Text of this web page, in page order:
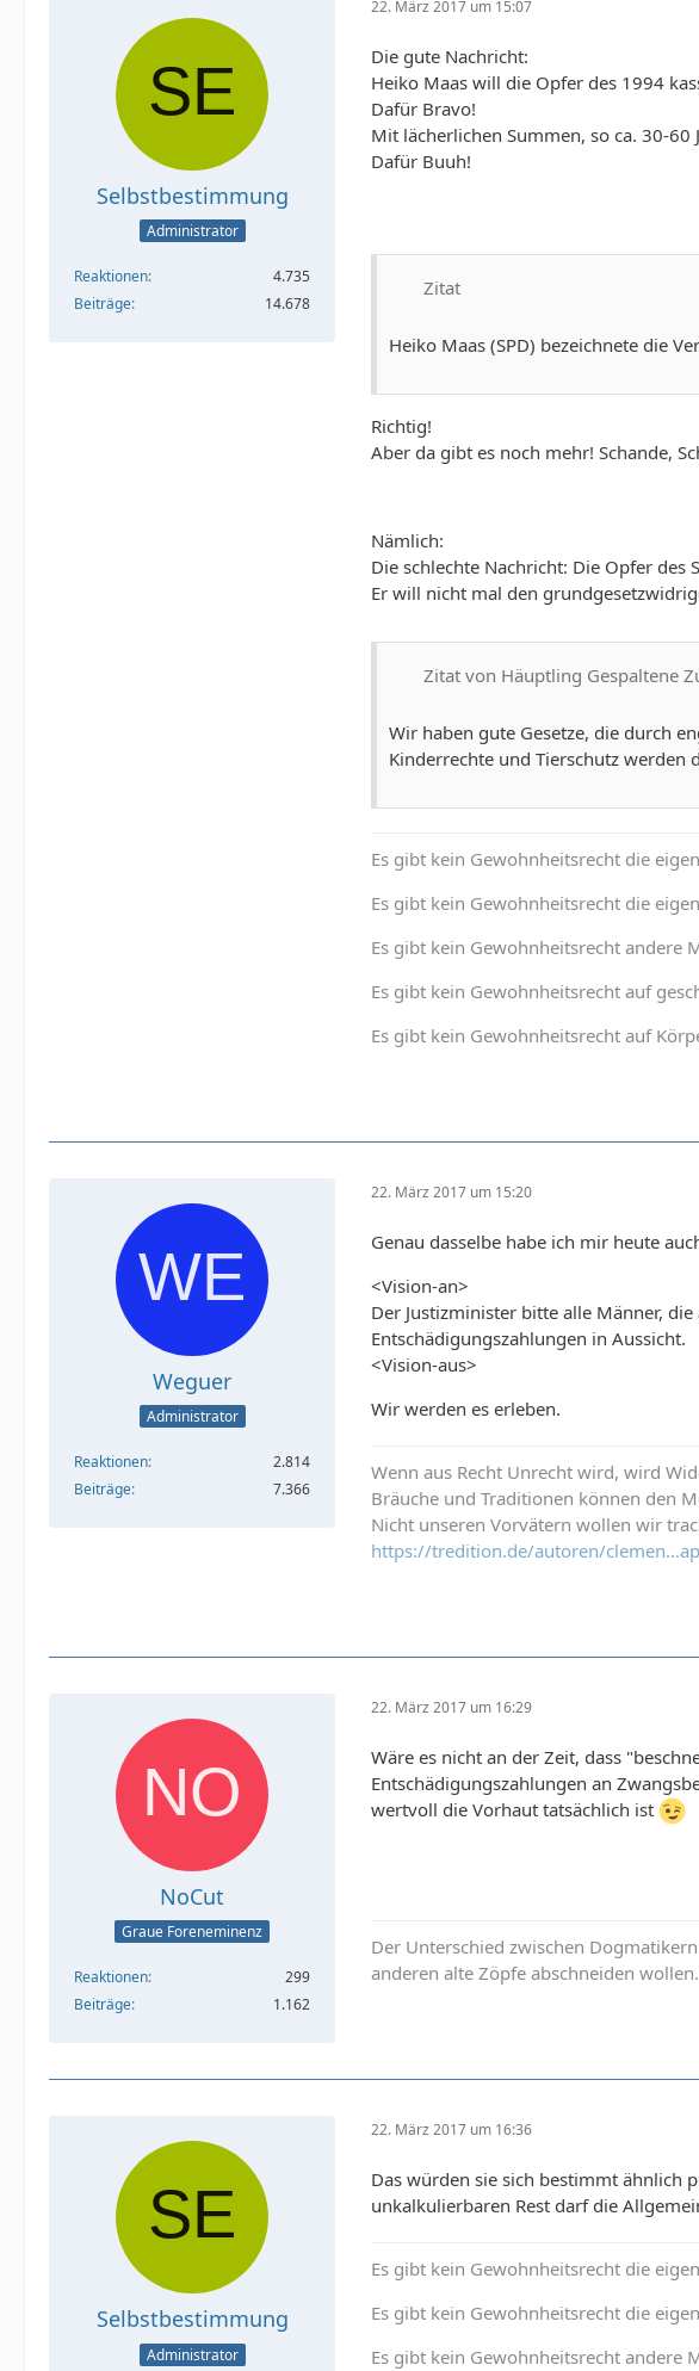
Selbstbestimmung
Administrator
Reaktionen
4.735
Beiträge
14.678
22. März 2017 um 15:07
Die gute Nachricht:
Heiko Maas will die Opfer des 1994
Dafür Bravo!
Mit lächerlichen Summen, so ca. 30-60
Dafür Buuh!
Zitat
Heiko Maas (SPD) bezeichnete die
Richtig!
Aber da gibt es noch mehr! Schande,
Nämlich:
Die schlechte Nachricht: Die Opfer
Er will nicht mal den
Zitat von Häuptling Gespaltene
Wir haben gute Gesetze, die durch
Kinderrechte und Tierschutz werden
Es gibt kein Gewohnheitsrecht die
Es gibt kein Gewohnheitsrecht die
Es gibt kein Gewohnheitsrecht andere
Es gibt kein Gewohnheitsrecht auf
Es gibt kein Gewohnheitsrecht auf
Weguer
Administrator
Reaktionen
2.814
Beiträge
7.366
22. März 2017 um 15:20
Genau dasselbe habe ich mir heute
<Vision-an>
Der Justizminister bitte alle Männer,
Entschädigungszahlungen in Aussicht.
<Vision-aus>
Wir werden es erleben.
Wenn aus Recht Unrecht wird, wird
Bräuche und Traditionen können den
Nicht unseren Vorvätern wollen wir
https://tredition.de/autoren/
NoCut
Graue Foreneminenz
Reaktionen
299
Beiträge
1.162
22. März 2017 um 16:29
Wäre es nicht an der Zeit, dass
Entschädigungszahlungen an
wertvoll die Vorhaut tatsächlich ist
Der Unterschied zwischen
anderen alte Zöpfe abschneiden
Selbstbestimmung
Administrator
22. März 2017 um 16:36
Das würden sie sich bestimmt ähnlich
unkalkulierbaren Rest darf die
Es gibt kein Gewohnheitsrecht die
Es gibt kein Gewohnheitsrecht die
Es gibt kein Gewohnheitsrecht andere